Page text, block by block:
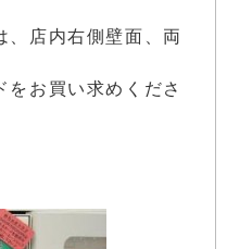
、店内右側壁面、両
をお買い求めくださ